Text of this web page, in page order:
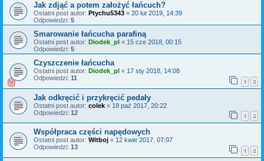
Jak zdjąć a potem założyć łańcuch?
Ostatni post autor: Ptychu5343 « 20 lut 2019, 14:39
Odpowiedzi: 5
Smarowanie łańcucha parafiną
Ostatni post autor: Diodek_pl « 15 cze 2018, 00:15
Odpowiedzi: 5
Czyszczenie łańcucha
Ostatni post autor: Diodek_pl « 17 sty 2018, 14:08
Odpowiedzi: 11 1 2
Jak odkręcić i przykręcić pedały
Ostatni post autor: colek « 18 paź 2017, 20:22
Odpowiedzi: 12 1 2
Współpraca części napędowych
Ostatni post autor: Witboj « 12 kwie 2017, 07:07
Odpowiedzi: 13 1 2